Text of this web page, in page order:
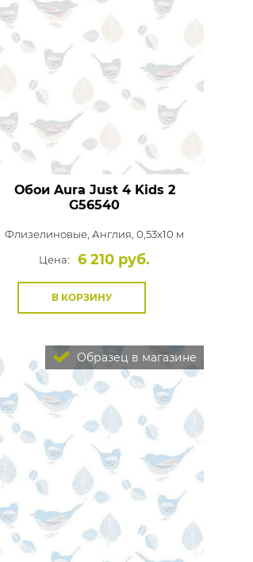
Обои Aura Just 4 Kids 2
G56540
Флизелиновые,Англия, 0,53x10 м
Цена:
6 210 руб.
В КОРЗИНУ
Образец в магазине